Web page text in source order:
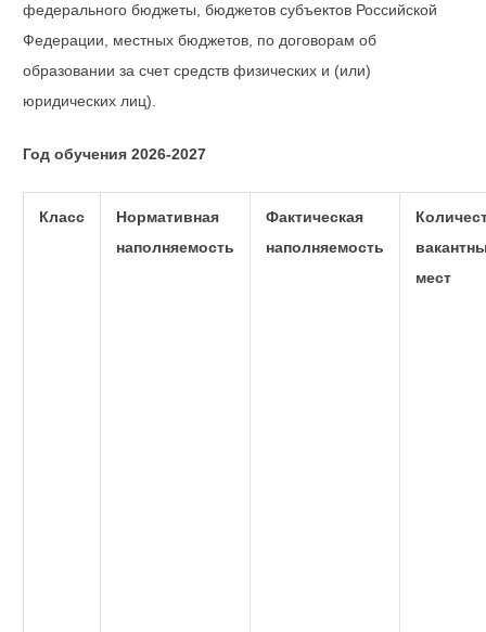
федерального бюджеты, бюджетов субъектов Российской
Федерации, местных бюджетов, по договорам об
образовании за счет средств физических и (или)
юридических лиц).
Год обучения 2026-2027
Класс
Нормативная
наполняемость
Фактическая
наполняемость
мест